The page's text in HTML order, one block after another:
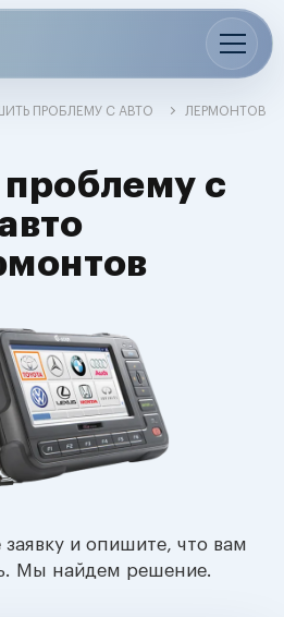
ПРОБЛЕМУ С АВТО ЛЕРМОНТОВ
проблему с
и опишите, что вам
Мы найдем решение.